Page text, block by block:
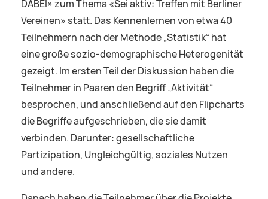
DABEI» zum Thema «Sei aktiv: Treffen mit Berliner
Vereinen» statt. Das Kennenlernen von etwa 40
Teilnehmern nach der Methode „Statistik“ hat
eine große sozio-demographische Heterogenität
gezeigt. Im ersten Teil der Diskussion haben die
Teilnehmer in Paaren den Begriff „Aktivität“
besprochen, und anschließend auf den Flipcharts
die Begriffe aufgeschrieben, die sie damit
verbinden. Darunter: gesellschaftliche
Partizipation, Ungleichgültig, soziales Nutzen
und andere.